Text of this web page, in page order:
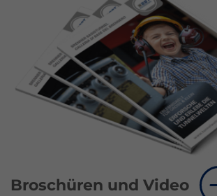
Broschüren und Video